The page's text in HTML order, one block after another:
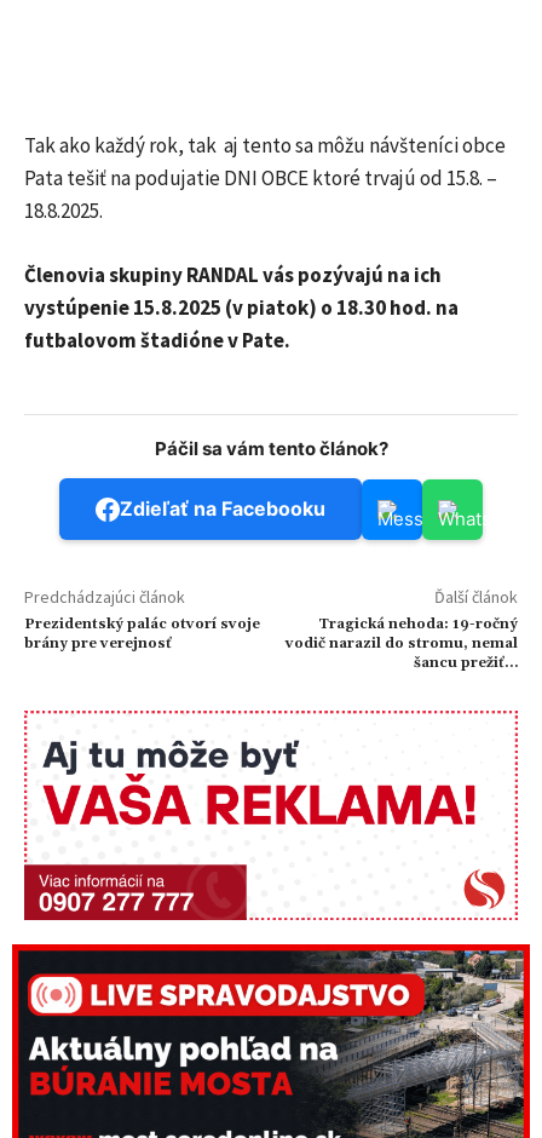
Tak ako každý rok, tak aj tento sa môžu návšteníci obce
Pata tešiť na podujatie DNI OBCE ktoré trvajú od 15.8. –
18.8.2025.
Členovia skupiny RANDAL vás pozývajú na ich
vystúpenie 15.8.2025 (v piatok) o 18.30 hod. na
futbalovom štadióne v Pate.
Páčil sa vám tento článok?
Zdieľať na Facebooku
Predchádzajúci článok
Prezidentský palác otvorí svoje
brány pre verejnosť
Ďalší článok
Tragická nehoda: 19-ročný
vodič narazil do stromu, nemal
šancu prežiť…